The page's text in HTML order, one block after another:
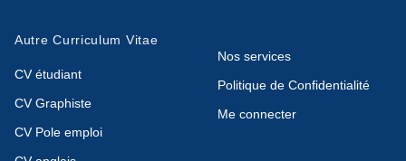
Autre Curriculum Vitae
CV étudiant
CV Graphiste
CV Pole emploi
Nos services
Politique de Confidentialité
Me connecter